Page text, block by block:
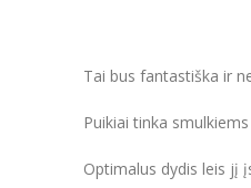
Tai bus fantastiška ir
Puikiai tinka
Optimalus dydis leis jį